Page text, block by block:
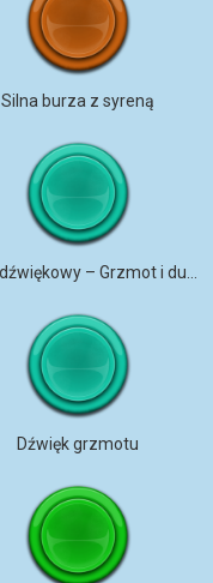
Silna burza z syreną
Dźwięk grzmotu